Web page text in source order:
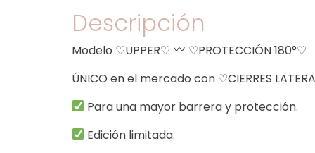
Descripción
Modelo ♡UPPER♡
♡PROTECCIÓN 180°♡
ÚNICO en el mercado con ♡CIERRES
Para una mayor barrera y protección.
Edición limitada.